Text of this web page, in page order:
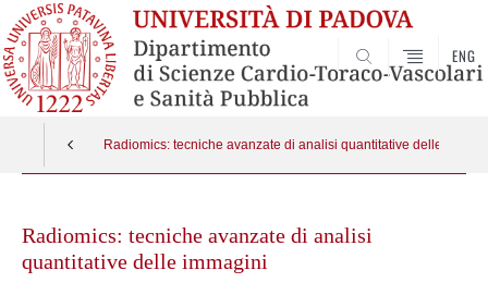
SEARCH
ENG
Radiomics: tecniche avanzate di analisi quantitative delle
contentRadiomics: tecniche avanzate di analisi
quantitative delle immagini